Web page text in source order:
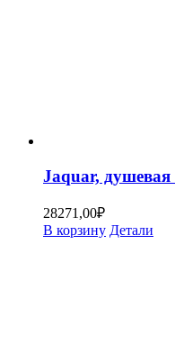
Jaquar,
28271,00₽
В корзину Детали